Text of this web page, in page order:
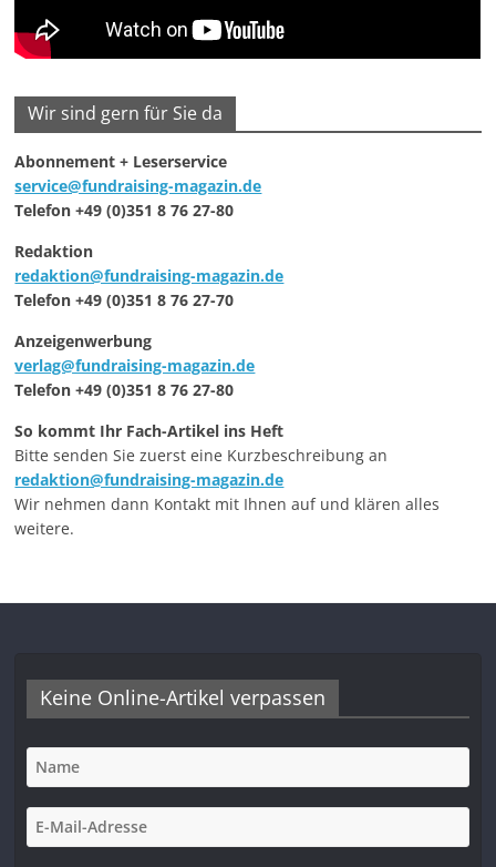
Wir sind gern für Sie da
Abonnement + Leserservice
service@fundraising-magazin.de
Telefon +49 (0)351 8 76 27-80
Redaktion
redaktion@fundraising-magazin.de
Telefon +49 (0)351 8 76 27-70
Anzeigenwerbung
verlag@fundraising-magazin.de
Telefon +49 (0)351 8 76 27-80
So kommt Ihr Fach-Artikel ins Heft
Bitte senden Sie zuerst eine Kurzbeschreibung an
redaktion@fundraising-magazin.de
Wir nehmen dann Kontakt mit Ihnen auf und klären alles
weitere.
Keine Online-Artikel verpassen